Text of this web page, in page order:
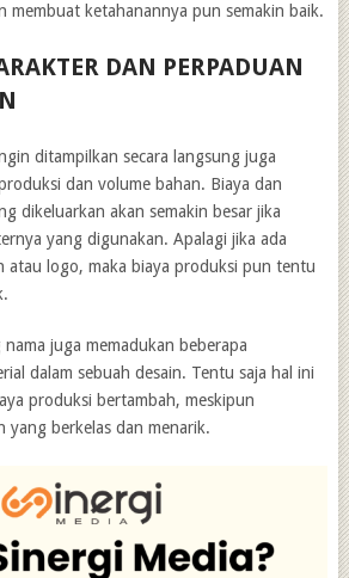
membuat ketahanannya pun semakin baik.
DAN PERPADUAN
ditampilkan secara langsung juga
dan volume bahan. Biaya dan
dikeluarkan akan semakin besar jika
yang digunakan. Apalagi jika ada
atau logo, maka biaya produksi pun tentu
juga memadukan beberapa
dalam sebuah desain. Tentu saja hal ini
produksi bertambah, meskipun
yang berkelas dan menarik.